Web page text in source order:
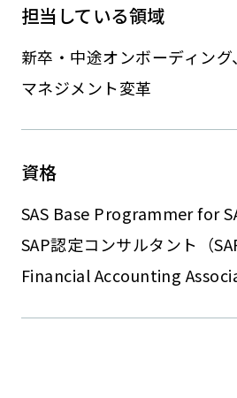
担当している領域
新卒・中途オンボーディング
マネジメント変革
資格
SAS Base Programmer for
SAP認定コンサルタント（
Financial Accounting